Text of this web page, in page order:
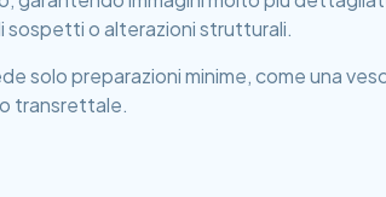
sospetti o alterazioni strutturali.
solo preparazioni minime, come una
transrettale.